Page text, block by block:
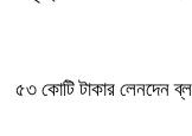
৫৩ কোটি টাকার লেনদেন